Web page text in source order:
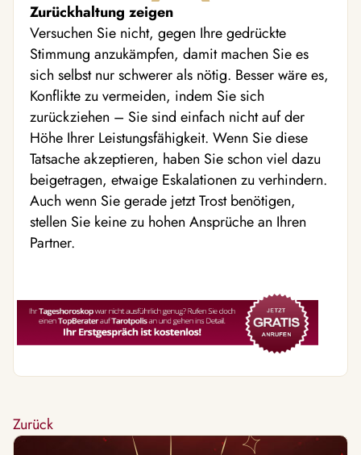
Zurückhaltung zeigen
Versuchen Sie nicht, gegen Ihre gedrückte
Stimmung anzukämpfen, damit machen Sie es
sich selbst nur schwerer als nötig. Besser wäre es,
Konflikte zu vermeiden, indem Sie sich
zurückziehen – Sie sind einfach nicht auf der
Höhe Ihrer Leistungsfähigkeit. Wenn Sie diese
Tatsache akzeptieren, haben Sie schon viel dazu
beigetragen, etwaige Eskalationen zu verhindern.
Auch wenn Sie gerade jetzt Trost benötigen,
stellen Sie keine zu hohen Ansprüche an Ihren
Partner.
Zurück